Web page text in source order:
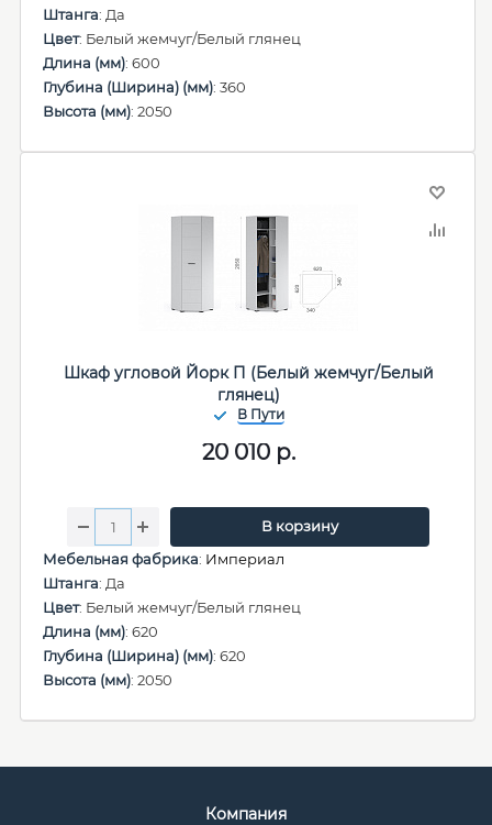
Штанга: Да
Цвет: Белый жемчуг/Белый глянец
Длина (мм): 600
Глубина (Ширина) (мм): 360
Высота (мм): 2050
Шкаф угловой Йорк П (Белый жемчуг/Белый
глянец)
20 010р.
В корзину
Мебельная фабрика: Империал
Штанга: Да
Цвет: Белый жемчуг/Белый глянец
Длина (мм): 620
Глубина (Ширина) (мм): 620
Высота (мм): 2050
Компания